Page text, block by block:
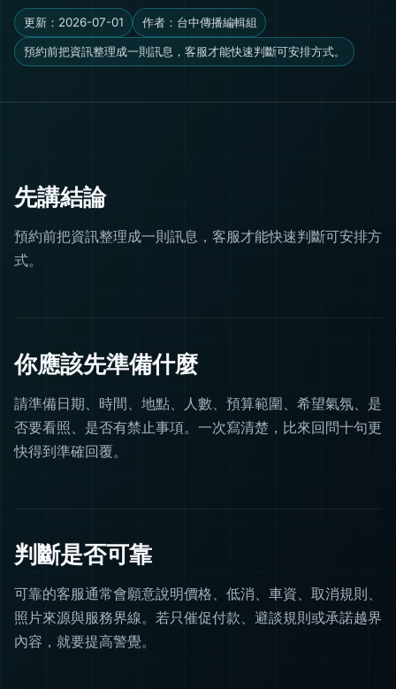
更新：2026-07-01 作者：台中傳播編輯組
預約前把資訊整理成一則訊息，客服才能快速判斷可安排方式。
先講結論
預約前把資訊整理成一則訊息，客服才能快速判斷可安排方
式。
你應該先準備什麼
請準備日期、時間、地點、人數、預算範圍、希望氣氛、是
否要看照、是否有禁止事項。一次寫清楚，比來回問十句更
快得到準確回覆。
判斷是否可靠
可靠的客服通常會願意說明價格、低消、車資、取消規則、
照片來源與服務界線。若只催促付款、避談規則或承諾越界
內容，就要提高警覺。